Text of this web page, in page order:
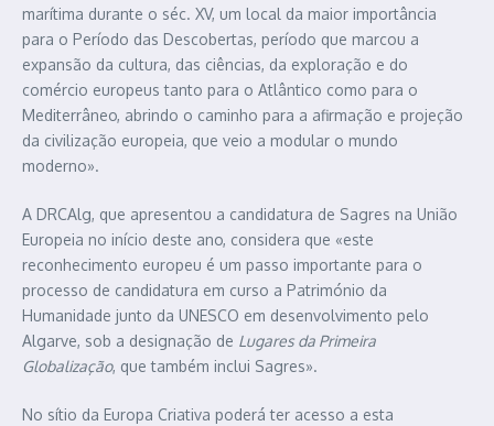
marítima durante o séc. XV, um local da maior importância
para o Período das Descobertas, período que marcou a
expansão da cultura, das ciências, da exploração e do
comércio europeus tanto para o Atlântico como para o
Mediterrâneo, abrindo o caminho para a afirmação e projeção
da civilização europeia, que veio a modular o mundo
moderno».
A DRCAlg, que apresentou a candidatura de Sagres na União
Europeia no início deste ano, considera que «este
reconhecimento europeu é um passo importante para o
processo de candidatura em curso a Património da
Humanidade junto da UNESCO em desenvolvimento pelo
Algarve, sob a designação de Lugares da Primeira
Globalização, que também inclui Sagres».
No sítio da Europa Criativa poderá ter acesso a esta